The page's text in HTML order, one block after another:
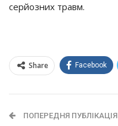
серйозних травм.
Share Facebook
ПОПЕРЕДНЯ ПУБЛІКАЦІЯ